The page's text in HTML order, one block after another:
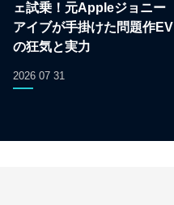
ェ試乗！元Appleジョニー
アイブが手掛けた問題作EV
の狂気と実力
2026 07 31